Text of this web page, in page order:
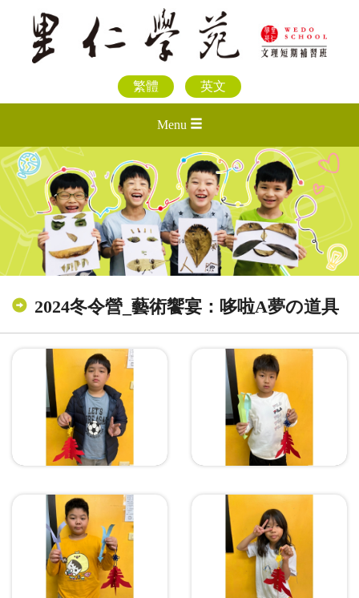
繁體 英文
Menu
2024冬令營_藝術饗宴：哆啦A夢の道具